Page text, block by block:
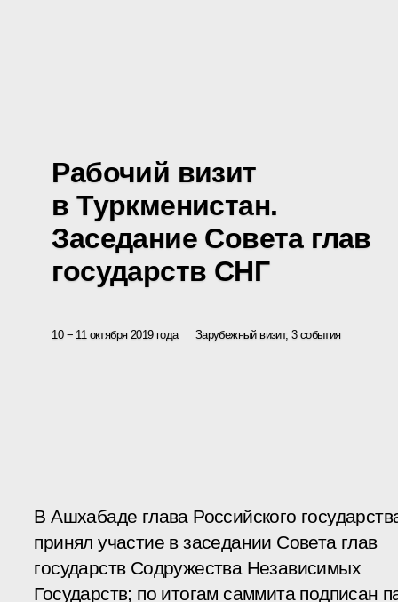
Рабочий визит
в Туркменистан.
Заседание Совета глав
государств СНГ
10 − 11 октября 2019 года Зарубежный визит, 3 события
В Ашхабаде глава Российского
принял участие в заседании Совета глав
государств Содружества Независимых
Государств; по итогам саммита подписан